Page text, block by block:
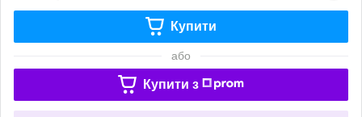
Купити
або
Купити з